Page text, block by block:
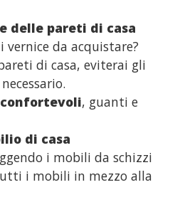
delle pareti di casa
da acquistare?
di casa, eviterai gli
, guanti e
di casa
i mobili da schizzi
i mobili in mezzo alla